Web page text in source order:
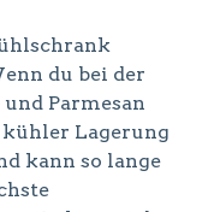
du bei der
Parmesan
kühler Lagerung
kann so lange